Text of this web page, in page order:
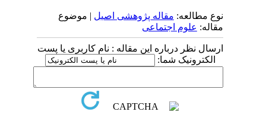
نوع مطالعه:مقاله پژوهشی اصیل| موضوع
مقاله:علوم اجتماعی
ارسال نظر درباره این مقاله : نام کاربری یا پست
الکترونیک شما: